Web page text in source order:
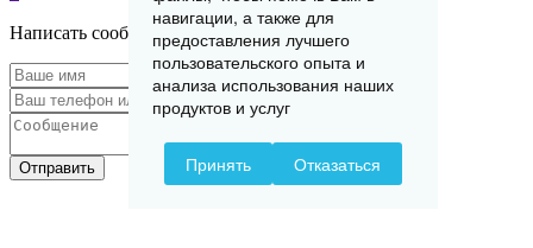
Написать сообщение
Отправить
навигации, а также для
предоставления лучшего
пользовательского опыта и
анализа использования наших
продуктов и услуг
Принять Отказаться